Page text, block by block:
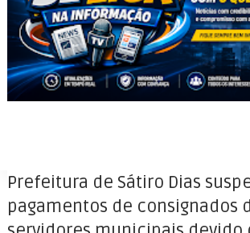
Prefeitura de Sátiro Dias
pagamentos de consignados